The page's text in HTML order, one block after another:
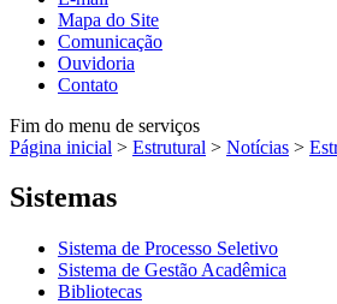
Mapa do Site
Comunicação
Ouvidoria
Contato
Fim do menu de serviços
Página inicial > Estrutural > Notícias >
Sistemas
Sistema de Processo Seletivo
Sistema de Gestão Acadêmica
Bibliotecas